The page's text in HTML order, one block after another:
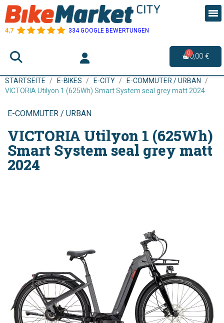
4,7 334 GOOGLE BEWERTUNGEN
0,00 €
STARTSEITE E-BIKES E-CITY
E-COMMUTER / URBAN
VICTORIA Utilyon 1 (625Wh) Smart System seal grey matt 2024
E-COMMUTER / URBAN
VICTORIA Utilyon 1 (625Wh)
Smart System seal grey matt
2024